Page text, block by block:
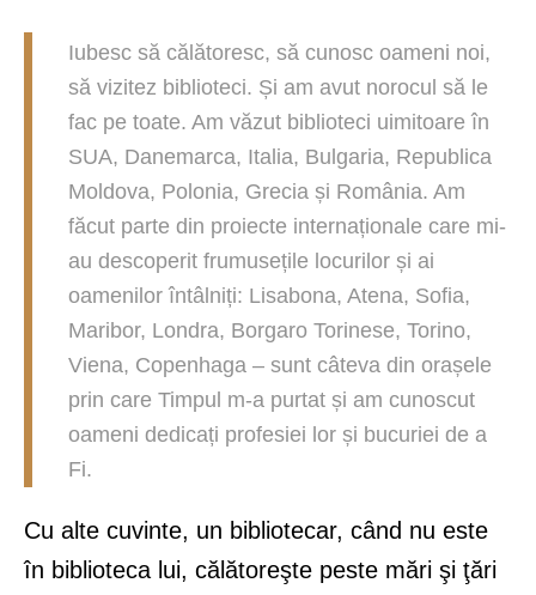
Iubesc să călătoresc, să cunosc oameni noi,
să vizitez biblioteci. Și am avut norocul să le
fac pe toate. Am văzut biblioteci uimitoare în
SUA, Danemarca, Italia, Bulgaria, Republica
Moldova, Polonia, Grecia și România. Am
făcut parte din proiecte internaționale care mi-
au descoperit frumusețile locurilor și ai
oamenilor întâlniți: Lisabona, Atena, Sofia,
Maribor, Londra, Borgaro Torinese, Torino,
Viena, Copenhaga – sunt câteva din orașele
prin care Timpul m-a purtat și am cunoscut
oameni dedicați profesiei lor și bucuriei de a
Fi.
Cu alte cuvinte, un bibliotecar, când nu este
în biblioteca lui, călătoreşte peste mări şi ţări